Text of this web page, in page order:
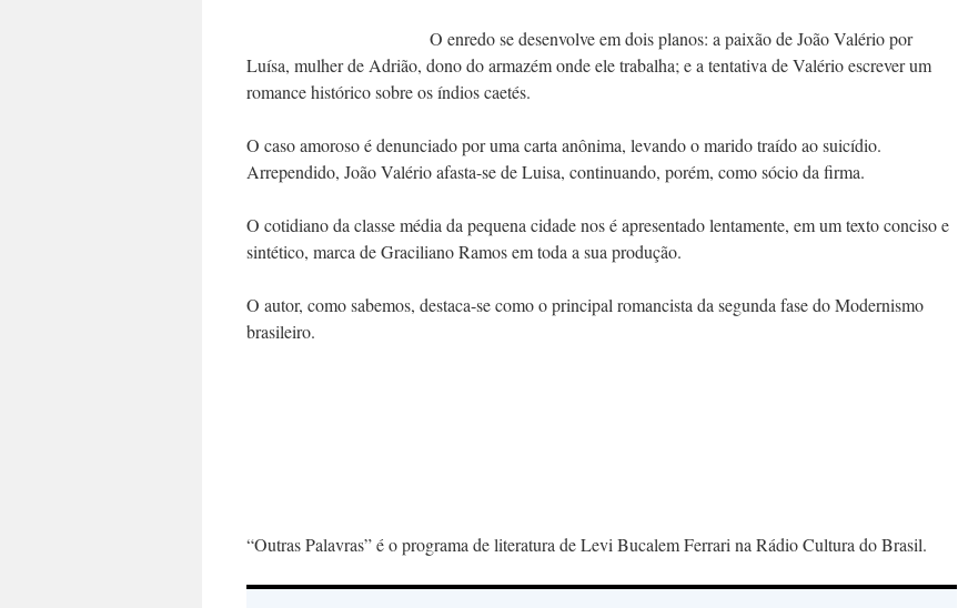
O enredo se desenvolve em dois planos: a paixão de João Valério por
Luísa, mulher de Adrião, dono do armazém onde ele trabalha; e a tentativa de Valério escrever um
romance histórico sobre os índios caetés.
O caso amoroso é denunciado por uma carta anônima, levando o marido traído ao suicídio.
Arrependido, João Valério afasta-se de Luisa, continuando, porém, como sócio da firma.
O cotidiano da classe média da pequena cidade nos é apresentado lentamente, em um texto conciso e
sintético, marca de Graciliano Ramos em toda a sua produção.
O autor, como sabemos, destaca-se como o principal romancista da segunda fase do Modernismo
brasileiro.
“Outras Palavras” é o programa de literatura de Levi Bucalem Ferrari na Rádio Cultura do Brasil.